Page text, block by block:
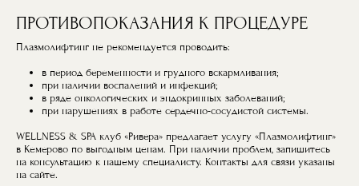
ПРОТИВОПОКАЗАНИЯ К ПРОЦЕДУРЕ
Плазмолифтинг не рекомендуется проводить:
в период беременности и грудного вскармливания;
при наличии воспалений и инфекций;
в ряде онкологических и эндокринных заболеваний;
при нарушениях в работе сердечно-сосудистой системы.
WELLNESS & SPA клуб «Ривера» предлагает услугу «Плазмолифтинг»
в Кемерово по выгодным ценам. При наличии проблем, запишитесь
на консультацию к нашему специалисту. Контакты для связи указаны
на сайте.